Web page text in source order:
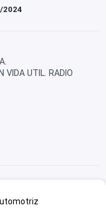
2024
VIDA UTIL. RADIO